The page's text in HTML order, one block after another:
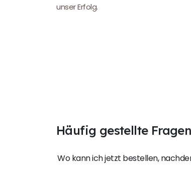
unser Erfolg.
Häufig gestellte Fragen
Wo kann ich jetzt bestellen,